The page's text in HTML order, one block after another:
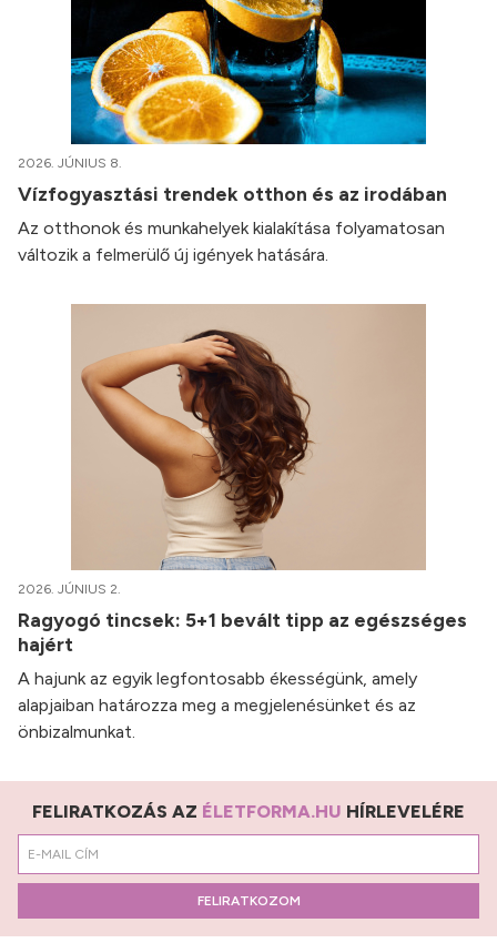
2026. JÚNIUS 8.
Vízfogyasztási trendek otthon és az irodában
Az otthonok és munkahelyek kialakítása folyamatosan
változik a felmerülő új igények hatására.
2026. JÚNIUS 2.
Ragyogó tincsek: 5+1 bevált tipp az egészséges
hajért
A hajunk az egyik legfontosabb ékességünk, amely
alapjaiban határozza meg a megjelenésünket és az
önbizalmunkat.
FELIRATKOZÁS AZ ÉLETFORMA.HU HÍRLEVELÉRE
FELIRATKOZOM